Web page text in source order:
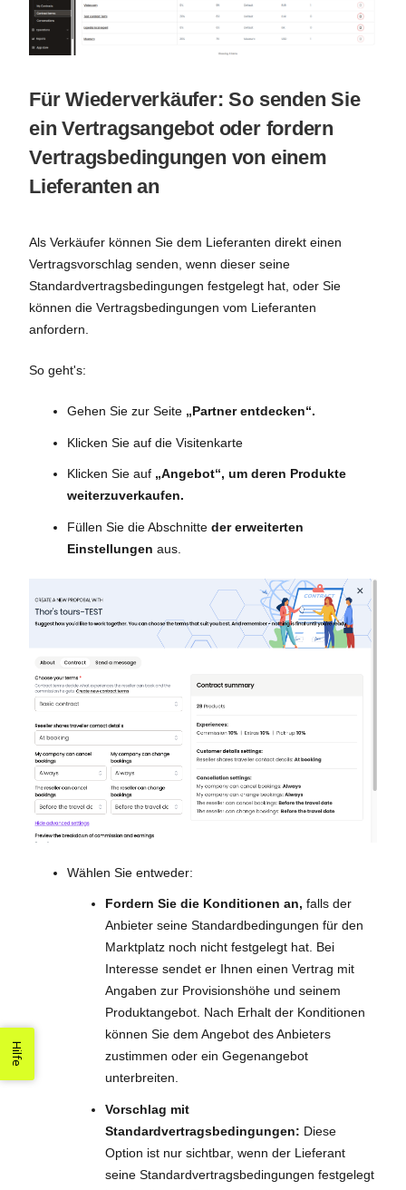
Für Wiederverkäufer: So senden Sie
ein Vertragsangebot oder fordern
Vertragsbedingungen von einem
Lieferanten an
Als Verkäufer können Sie dem Lieferanten direkt einen
Vertragsvorschlag senden, wenn dieser seine
Standardvertragsbedingungen festgelegt hat, oder Sie
können die Vertragsbedingungen vom Lieferanten
anfordern.
So geht's:
Gehen Sie zur Seite „Partner entdecken“.
Klicken Sie auf die Visitenkarte
Klicken Sie auf „Angebot“, um deren Produkte
weiterzuverkaufen.
Füllen Sie die Abschnitte der erweiterten
Einstellungen aus.
Wählen Sie entweder:
Fordern Sie die Konditionen an, falls der
Anbieter seine Standardbedingungen für den
Marktplatz noch nicht festgelegt hat. Bei
Interesse sendet er Ihnen einen Vertrag mit
Angaben zur Provisionshöhe und seinem
Produktangebot. Nach Erhalt der Konditionen
können Sie dem Angebot des Anbieters
zustimmen oder ein Gegenangebot
unterbreiten.
Vorschlag mit
Standardvertragsbedingungen: Diese
Option ist nur sichtbar, wenn der Lieferant
seine Standardvertragsbedingungen festgelegt
Hilfe